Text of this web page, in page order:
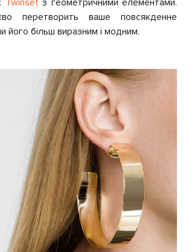
Twinset з геометричними елементами.
перетворить ваше повсякденне
його більш виразним і модним.